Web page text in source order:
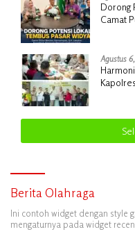
Dorong
Camat
Agustus
Berita Olahraga
Ini contoh widget dengan style
mengaturnya pada widget